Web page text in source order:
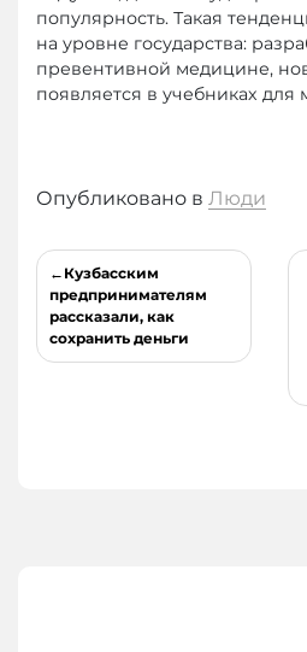
популярность. Такая
на уровне государства:
превентивной медицине,
появляется в учебниках
Опубликовано в Люди
Навигация
по
записям
Кузбасским
предпринимателям
рассказали, как
сохранить деньги